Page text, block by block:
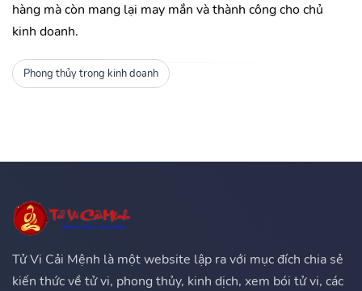
hàng mà còn mang lại may mắn và thành công cho chủ
kinh doanh.
Phong thủy trong kinh doanh
Tử Vi Cải Mệnh là một website lập ra với mục đích chia sẻ
kiến thức về tử vi, phong thủy, kinh dịch, xem bói tử vi, các